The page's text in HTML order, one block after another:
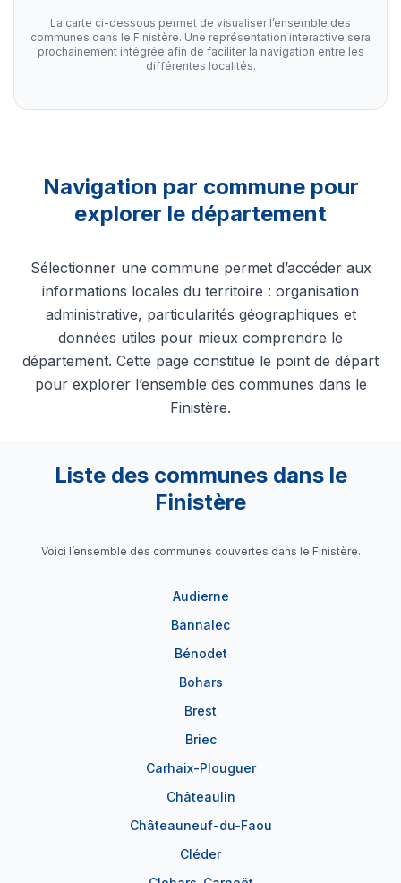
La carte ci-dessous permet de visualiser l’ensemble des
communes dans le Finistère. Une représentation interactive sera
prochainement intégrée afin de faciliter la navigation entre les
différentes localités.
Navigation par commune pour
explorer le département
Sélectionner une commune permet d’accéder aux
informations locales du territoire : organisation
administrative, particularités géographiques et
données utiles pour mieux comprendre le
département. Cette page constitue le point de départ
pour explorer l’ensemble des communes dans le
Finistère.
Liste des communes dans le
Finistère
Voici l’ensemble des communes couvertes dans le Finistère.
Audierne
Bannalec
Bénodet
Bohars
Brest
Briec
Carhaix-Plouguer
Châteaulin
Châteauneuf-du-Faou
Cléder